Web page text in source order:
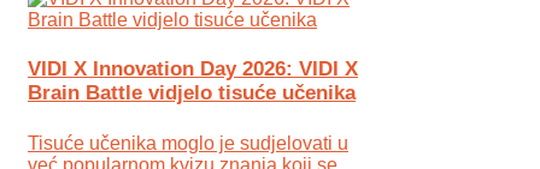
VIDI X Innovation Day 2026: VIDI X
Brain Battle vidjelo tisuće učenika
Tisuće učenika moglo je sudjelovati u
već popularnom kvizu znanja koji se